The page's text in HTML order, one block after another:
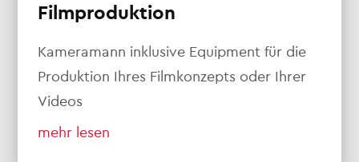
Filmproduktion
Kameramann inklusive Equipment für die
Produktion Ihres Filmkonzepts oder Ihrer
Videos
mehr lesen